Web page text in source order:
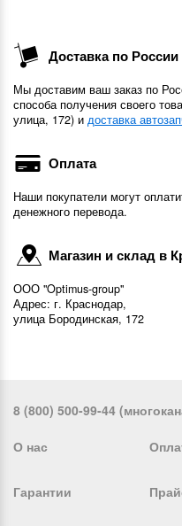
Доставка по России
Мы доставим ваш заказ по
способа получения своего
улица, 172) и доставка
Оплата
Наши покупатели могут
денежного перевода.
Магазин и склад в
ООО "Optimus-group"
Адрес: г. Краснодар,
улица Бородинская, 172
8 (800) 500-99-44
О нас
Гарантии